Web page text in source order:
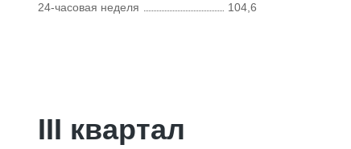
24-часовая неделя
104,6
III квартал